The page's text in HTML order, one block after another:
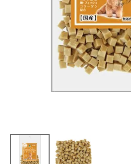
ACCOUNT MENU
ようこそ ゲスト 様
person